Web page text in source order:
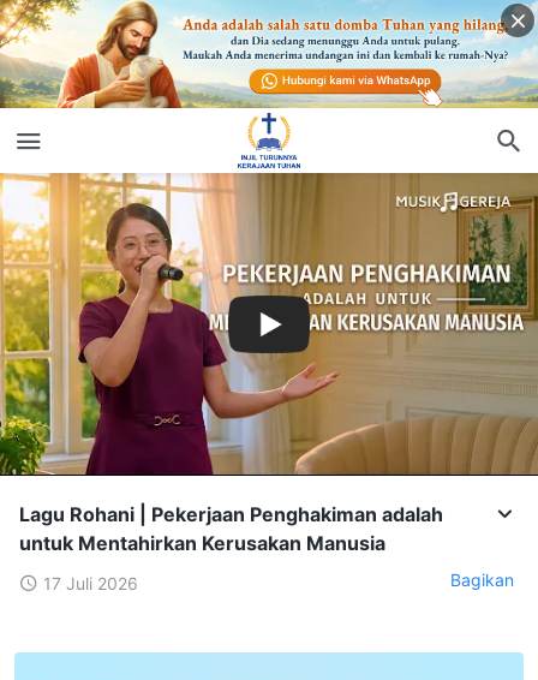
Lagu Rohani | Pekerjaan Penghakiman adalah
untuk Mentahirkan Kerusakan Manusia
17 Juli 2026 Bagikan